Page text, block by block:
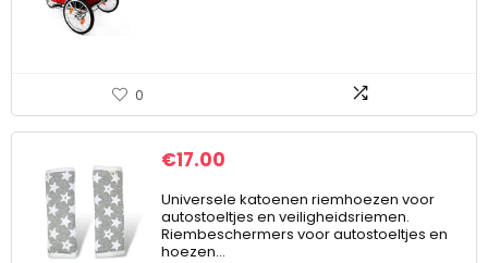
0
€17.00
Universele katoenen riemhoezen voor
autostoeltjes en veiligheidsriemen.
Riembeschermers voor autostoeltjes en
hoezen…